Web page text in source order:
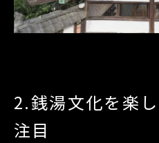
2.銭湯文化を楽
注目